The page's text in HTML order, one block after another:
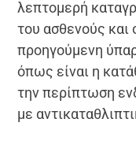
λεπτομερή
του ασθενούς και
προηγούμενη
όπως είναι η
την περίπτωση
με